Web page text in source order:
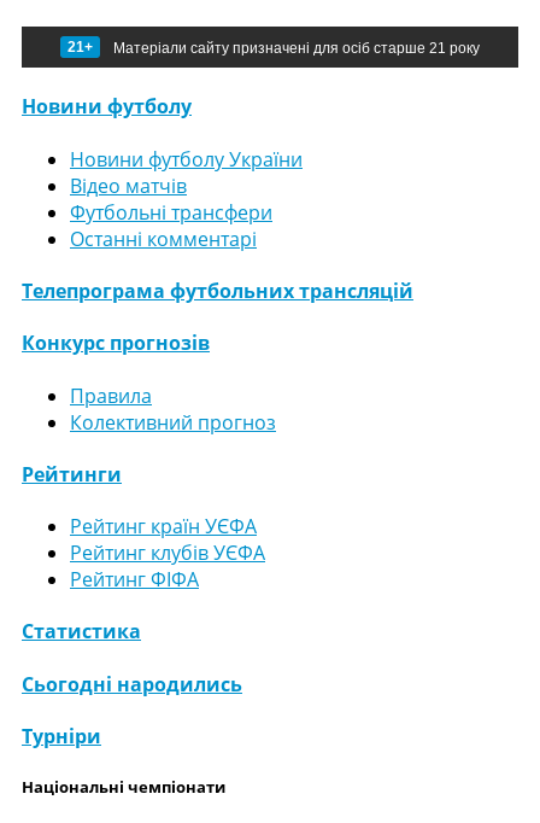
21+ Матеріали сайту призначені для осіб старше 21 року
Новини футболу
Новини футболу України
Відео матчів
Футбольні трансфери
Останні комментарі
Телепрограма футбольних трансляцій
Конкурс прогнозів
Правила
Колективний прогноз
Рейтинги
Рейтинг країн УЄФА
Рейтинг клубів УЄФА
Рейтинг ФІФА
Статистика
Сьогодні народились
Турніри
Національні чемпіонати